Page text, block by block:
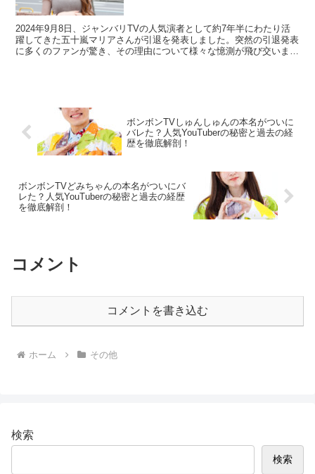
2024年9月8日、ジャンバリTVの人気演者として約7年半にわたり活
躍してきた五十嵐マリアさんが引退を発表しました。突然の引退発表
に多くのファンが驚き、その理由について様々な憶測が飛び交いまし
ボンボンTVしゅんしゅんの本名がついに
バレた？人気YouTuberの秘密と過去の経
歴を徹底解剖！
ボンボンTVどみちゃんの本名がついにバ
レた？人気YouTuberの秘密と過去の経歴
を徹底解剖！
コメント
コメントを書き込む
ホーム その他
検索
検索